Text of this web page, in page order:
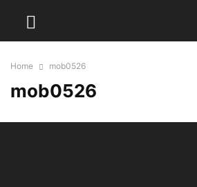
Home mob0526
mob0526